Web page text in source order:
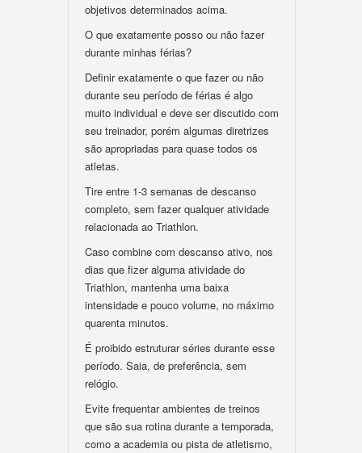
objetivos determinados acima.
O que exatamente posso ou não fazer
durante minhas férias?
Definir exatamente o que fazer ou não
durante seu período de férias é algo
muito individual e deve ser discutido com
seu treinador, porém algumas diretrizes
são apropriadas para quase todos os
atletas.
Tire entre 1-3 semanas de descanso
completo, sem fazer qualquer atividade
relacionada ao Triathlon.
Caso combine com descanso ativo, nos
dias que fizer alguma atividade do
Triathlon, mantenha uma baixa
intensidade e pouco volume, no máximo
quarenta minutos.
É proibido estruturar séries durante esse
período. Saia, de preferência, sem
relógio.
Evite frequentar ambientes de treinos
que são sua rotina durante a temporada,
como a academia ou pista de atletismo,